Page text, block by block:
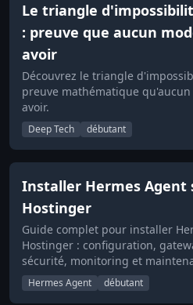
Le triangle
: preuve que aucun
avoir
Découvrez le triangle
preuve mathématique
avoir.
Deep Tech débutant
Installer Hermes Agent
Hostinger
Guide complet pour installer
Hostinger : configuration,
sécurité, monitoring et
Hermes Agent débutant